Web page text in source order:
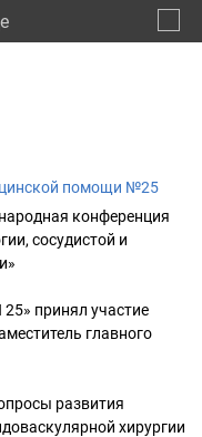
помощи №25
конференция
сосудистой и
принял участие
главного
развития
хирургии